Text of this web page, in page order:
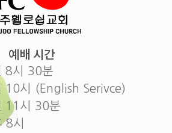
예배 시간
8시 30분
10시 (English Serivce)
11시 30분
8시